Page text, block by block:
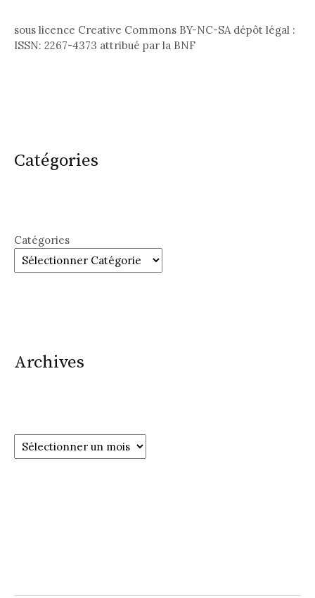
sous licence Creative Commons BY-NC-SA dépôt légal :
ISSN: 2267-4373 attribué par la BNF
Catégories
Catégories
Archives
Archives